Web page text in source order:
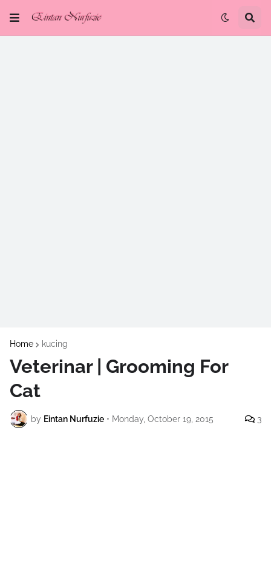
Home kucing
Veterinar | Grooming For
Cat
by Eintan Nurfuzie • Monday, October 19, 2015 3